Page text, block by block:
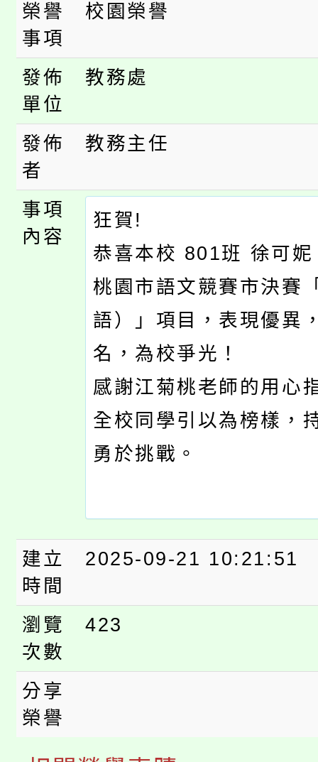
會
115年食農教育專業人
程
榮譽
事項
校園榮譽
發佈
單位
教務處
發佈
者
教務主任
事項
內容
狂賀!
恭喜本校 801班 徐可
桃園市語文競賽市決賽
語）」項目，表現優異
名，為校爭光！
感謝江菊桃老師的用心
全校同學引以為榜樣，
勇於挑戰。
建立
時間
2025-09-21 10:21:51
瀏覽
次數
423
分享
榮譽